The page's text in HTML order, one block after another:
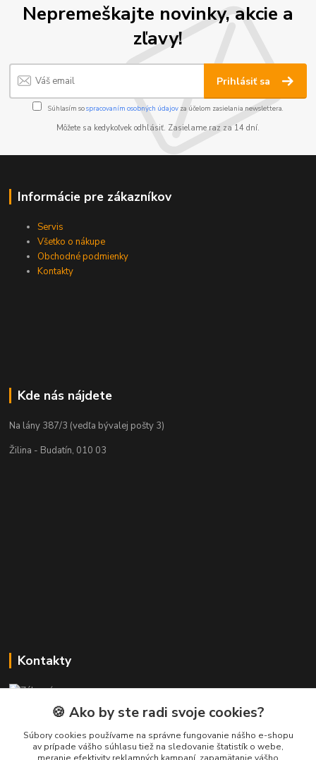
Nepremeškajte novinky, akcie a
zľavy!
Prihlásiť sa
Súhlasím sospracovaním osobných údajov za účelom zasielania newslettera.
Môžete sa kedykoľvek odhlásiť. Zasielame raz za 14 dní.
Informácie pre zákazníkov
Servis
Všetko o nákupe
Obchodné podmienky
Kontakty
Kde nás nájdete
Na lány 387/3 (vedľa bývalej pošty 3)
Žilina - Budatín, 010 03
Kontakty
+421 911 010 560
Po-Pia, 13-17 hod.
info@presmartfon.sk
🍪 Ako by ste radi svoje cookies?
Súbory cookies používame na správne fungovanie nášho e-shopu
av prípade vášho súhlasu tiež na sledovanie štatistík o webe,
meranie efektivity reklamných kampaní, zapamätanie vášho